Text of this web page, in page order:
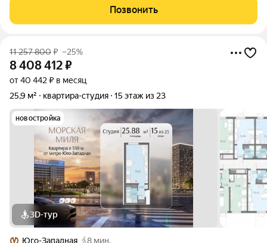
лучших районов, инфраструктура развитая. Отличная
транспортная развязка,
Позвонить
11 257 800₽ –25%
8 408 412₽
от 40 442 ₽ в месяц
25,9 м²
квартира-студия 15 этаж из 23
новостройка
3D-тур
Юго-Западная
8 мин.